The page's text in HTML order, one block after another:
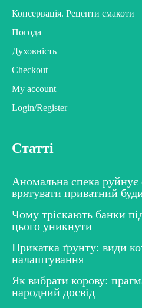
Консервація. Рецепти смакоти
Погода
Духовність
Checkout
My account
Login/Register
Статті
Аномальна спека
врятувати приватний
Чому тріскають банки
цього уникнути
Прикатка ґрунту: види
налаштування
Як вибрати корову:
народний досвід